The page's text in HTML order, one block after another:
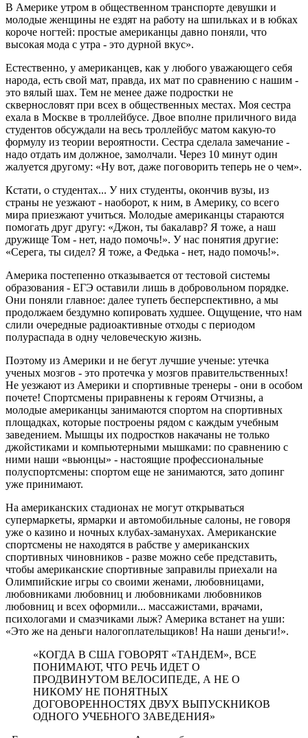
В Америке утром в общественном транспорте девушки и
молодые женщины не ездят на работу на шпильках и в юбках
короче ногтей: простые американцы давно поняли, что
высокая мода с утра - это дурной вкус».
Естественно, у американцев, как у любого уважающего себя
народа, есть свой мат, правда, их мат по сравнению с нашим -
это вялый шах. Тем не менее даже подростки не
сквернословят при всех в общественных местах. Моя сестра
ехала в Москве в троллейбусе. Двое вполне приличного вида
студентов обсуждали на весь троллейбус матом какую-то
формулу из теории вероятности. Сестра сделала замечание -
надо отдать им должное, замолчали. Через 10 минут один
жалуется другому: «Ну вот, даже поговорить теперь не о чем».
Кстати, о студентах... У них студенты, окончив вузы, из
страны не уезжают - наоборот, к ним, в Америку, со всего
мира приезжают учиться. Молодые американцы стараются
помогать друг другу: «Джон, ты бакалавр? Я тоже, а наш
дружище Том - нет, надо помочь!». У нас понятия другие:
«Серега, ты сидел? Я тоже, а Федька - нет, надо помочь!».
Америка постепенно отказывается от тестовой системы
образования - ЕГЭ оставили лишь в добровольном порядке.
Они поняли главное: далее тупеть бесперспективно, а мы
продолжаем бездумно копировать худшее. Ощущение, что нам
слили очередные радиоактивные отходы с периодом
полураспада в одну человеческую жизнь.
Поэтому из Америки и не бегут лучшие ученые: утечка
ученых мозгов - это протечка у мозгов правительственных!
Не уезжают из Америки и спортивные тренеры - они в особом
почете! Спортсмены приравнены к героям Отчизны, а
молодые американцы занимаются спортом на спортивных
площадках, которые построены рядом с каждым учебным
заведением. Мышцы их подростков накачаны не только
джойстиками и компьютерными мышками: по сравнению с
ними наши «вьюнцы» - настоящие профессиональные
полуспортсмены: спортом еще не занимаются, зато допинг
уже принимают.
На американских стадионах не могут открываться
супермаркеты, ярмарки и автомобильные салоны, не говоря
уже о казино и ночных клубах-заманухах. Американские
спортсмены не находятся в рабстве у американских
спортивных чиновников - разве можно себе представить,
чтобы американские спортивные заправилы приехали на
Олимпийские игры со своими женами, любовницами,
любовниками любовниц и любовниками любовников
любовниц и всех оформили... массажистами, врачами,
психологами и смазчиками лыж? Америка встанет на уши:
«Это же на деньги налогоплательщиков! На наши деньги!».
«КОГДА В США ГОВОРЯТ «ТАНДЕМ», ВСЕ
ПОНИМАЮТ, ЧТО РЕЧЬ ИДЕТ О
ПРОДВИНУТОМ ВЕЛОСИПЕДЕ, А НЕ О
НИКОМУ НЕ ПОНЯТНЫХ
ДОГОВОРЕННОСТЯХ ДВУХ ВЫПУСКНИКОВ
ОДНОГО УЧЕБНОГО ЗАВЕДЕНИЯ»